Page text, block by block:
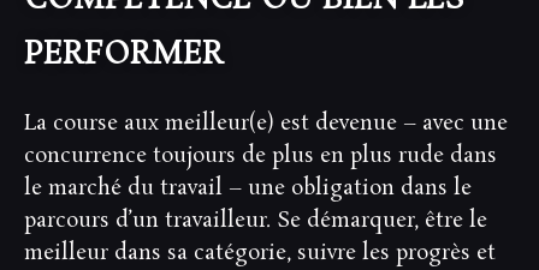
PERFORMER
La course aux meilleur(e) est devenue – avec une
concurrence toujours de plus en plus rude dans
le marché du travail – une obligation dans le
parcours d’un travailleur. Se démarquer, être le
meilleur dans sa catégorie, suivre les progrès et